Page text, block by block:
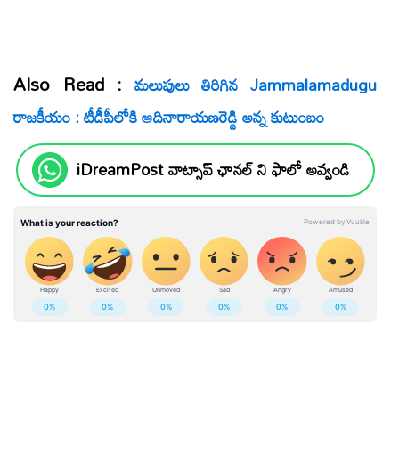
Also Read : మలుపులు తిరిగిన Jammalamadugu
రాజకీయం : టీడీపీలోకి ఆదినారాయణరెడ్డి అన్న కుటుంబం
iDreamPost వాట్సాప్ ఛానల్ ని ఫాలో అవ్వండి